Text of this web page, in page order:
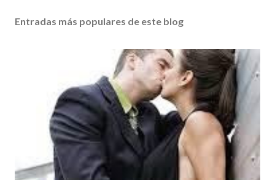
Entradas más populares de este blog